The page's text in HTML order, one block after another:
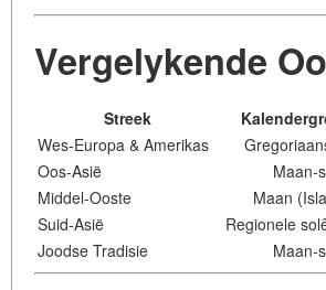
Vergelykende
Streek
Wes-Europa & Amerikas
Oos-Asië
Maan-
Middel-Ooste
Maan
Suid-Asië
Regionele
Joodse Tradisie
Maan-